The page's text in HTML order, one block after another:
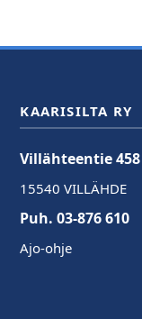
KAARISILTA RY
Villähteentie 458
15540 VILLÄHDE
Puh. 03-876 610
Ajo-ohje